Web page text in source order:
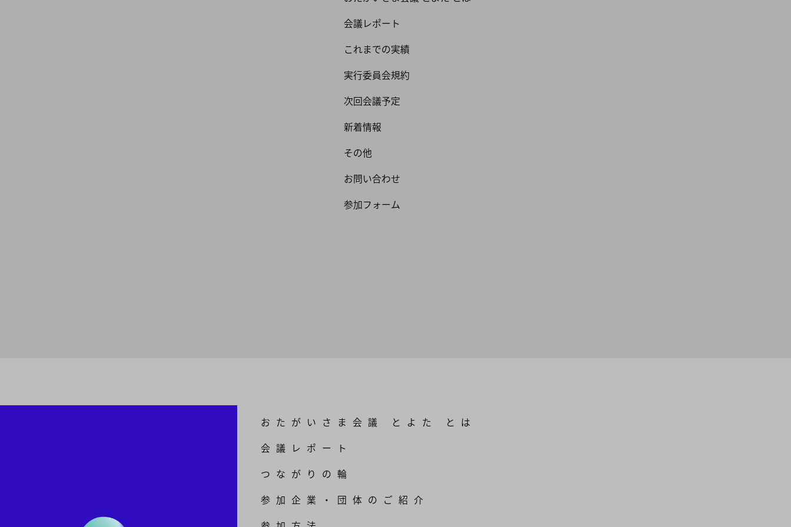
会議レポート
これまでの実績
実行委員会規約
次回会議予定
新着情報
その他
お問い合わせ
参加フォーム
おたがいさま会議 とよた とは
会議レポート
つながりの輪
参加企業・団体のご紹介